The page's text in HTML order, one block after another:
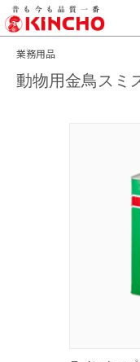
業務用品
動物用金鳥スミ